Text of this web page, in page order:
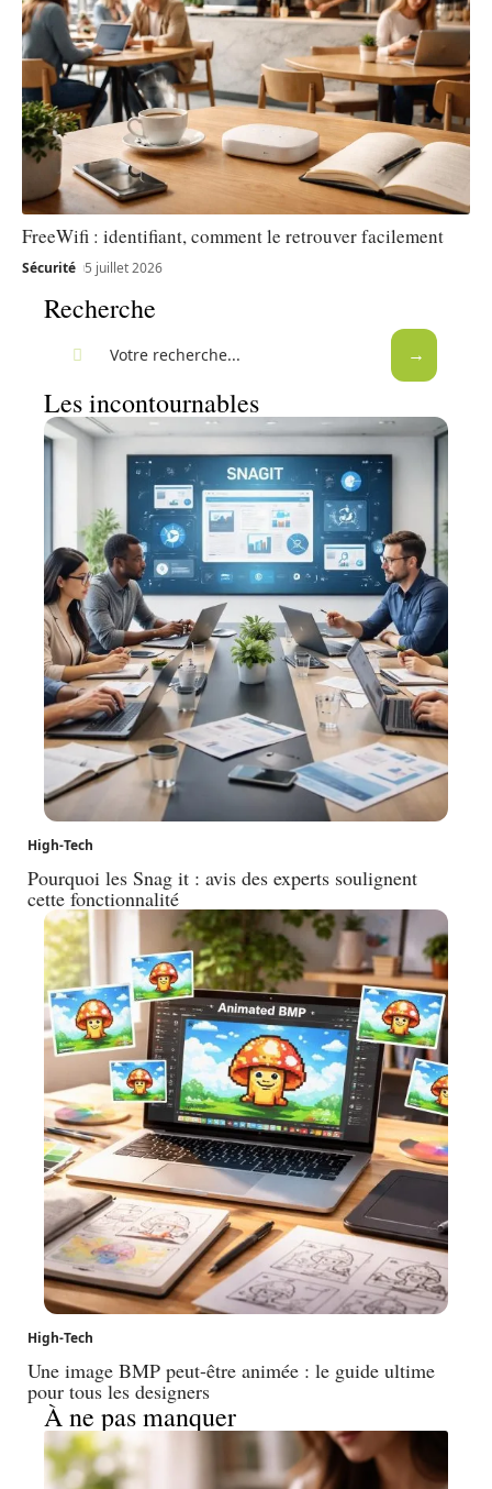
FreeWifi : identifiant, comment le retrouver facilement
Sécurité 5 juillet 2026
Recherche
Les incontournables
High-Tech
Pourquoi les Snag it : avis des experts soulignent
cette fonctionnalité
High-Tech
Une image BMP peut-être animée : le guide ultime
pour tous les designers
À ne pas manquer